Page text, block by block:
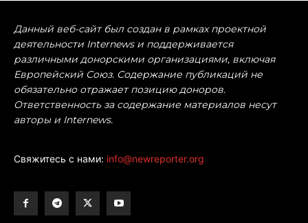
Данный веб-сайт был создан в рамках проектной
деятельности Internews и поддерживается
различными донорскими организациями, включая
Европейский Союз. Содержание публикаций не
обязательно отражает позицию доноров.
Ответственность за содержание материалов несут
авторы и Internews.
Свяжитесь с нами: info@newreporter.org